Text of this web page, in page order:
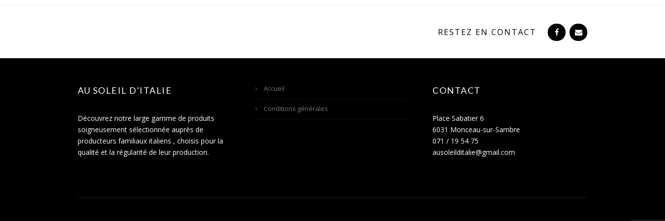
RESTEZ EN CONTACT
AU SOLEIL D'ITALIE
Découvrez notre large gamme de produits
soigneusement sélectionnée auprès de
producteurs familiaux italiens , choisis pour la
qualité et la régularité de leur production.
Accueil
Conditions générales
CONTACT
Place Sabatier 6
6031 Monceau-sur-Sambre
071 / 19 54 75
ausoleilditalie@gmail.com